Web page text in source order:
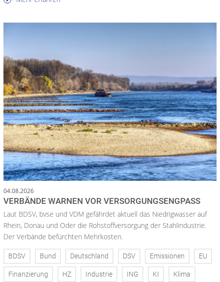
04.08.2026
VERBÄNDE WARNEN VOR VERSORGUNGSENGPASS
Laut BDSV, bvse und VDM gefährdet aktuell das Niedrigwasser auf
Rhein, Donau und Oder die Rohstoffversorgung der Stahlindustrie.
Der Verbände befürchten Mehrkosten.
BDSV Bund Deutschland DSV Emissionen EU
Finanzierung HZ Industrie ING KI Klima